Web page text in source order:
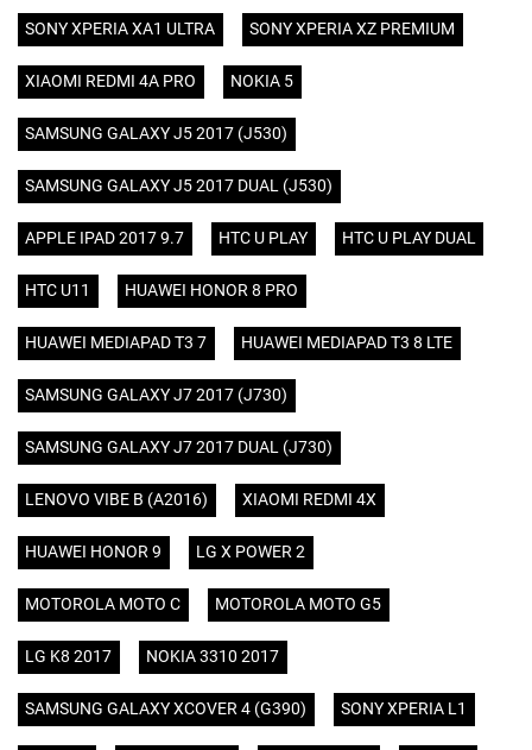
SONY XPERIA XA1 ULTRA SONY XPERIA XZ PREMIUM
XIAOMI REDMI 4A PRO NOKIA 5
SAMSUNG GALAXY J5 2017 (J530)
SAMSUNG GALAXY J5 2017 DUAL (J530)
APPLE IPAD 2017 9.7 HTC U PLAY HTC U PLAY DUAL
HTC U11 HUAWEI HONOR 8 PRO
HUAWEI MEDIAPAD T3 7 HUAWEI MEDIAPAD T3 8 LTE
SAMSUNG GALAXY J7 2017 (J730)
SAMSUNG GALAXY J7 2017 DUAL (J730)
LENOVO VIBE B (A2016) XIAOMI REDMI 4X
HUAWEI HONOR 9 LG X POWER 2
MOTOROLA MOTO C MOTOROLA MOTO G5
LG K8 2017 NOKIA 3310 2017
SAMSUNG GALAXY XCOVER 4 (G390) SONY XPERIA L1